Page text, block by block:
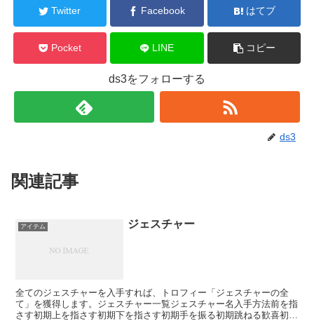
Twitter Facebook はてブ
Pocket LINE コピー
ds3をフォローする
ds3
関連記事
アイテム ジェスチャー
全てのジェスチャーを入手すれば、トロフィー「ジェスチャーの全
て」を獲得します。ジェスチャー一覧ジェスチャー名入手方法前を指
さす初期上を指さす初期下を指さす初期手を振る初期跳ねる歓喜初期